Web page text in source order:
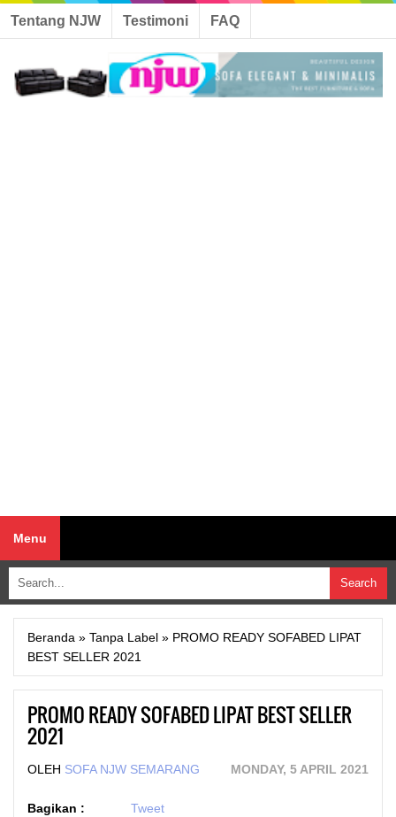
Tentang NJW Testimoni FAQ
Menu
Beranda » Tanpa Label » PROMO READY SOFABED LIPAT
BEST SELLER 2021
PROMO READY SOFABED LIPAT BEST SELLER
2021
OLEH SOFA NJW SEMARANG MONDAY, 5 APRIL 2021
Bagikan : Tweet